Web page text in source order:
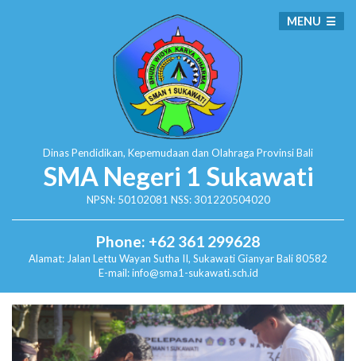
Dinas Pendidikan, Kepemudaan dan Olahraga Provinsi Bali
SMA Negeri 1 Sukawati
NPSN: 50102081 NSS: 301220504020
Phone: +62 361 299628
Alamat: Jalan Lettu Wayan Sutha II, SukawatiGianyar Bali 80582
E-mail: info@sma1-sukawati.sch.id
MENU